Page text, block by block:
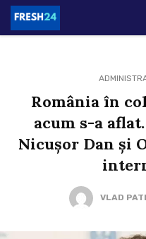
România în
acum s-a
Nicușor Dan și
VLAD